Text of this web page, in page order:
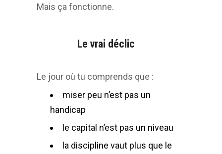
Mais ça fonctionne.
Le vrai déclic
Le jour où tu comprends que :
miser peu n’est pas un
handicap
le capital n’est pas un niveau
la discipline vaut plus que le